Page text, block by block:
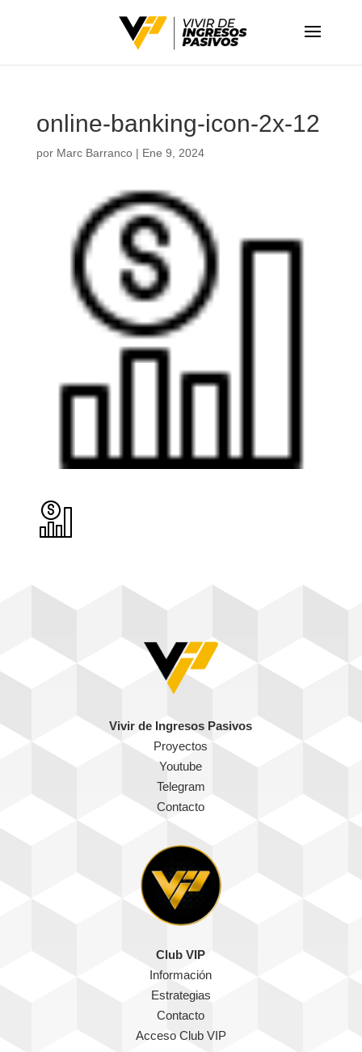
online-banking-icon-2x-12
por Marc Barranco| Ene 9, 2024
Vivir de Ingresos Pasivos
Proyectos
Youtube
Telegram
Contacto
Club VIP
Información
Estrategias
Contacto
Acceso Club VIP